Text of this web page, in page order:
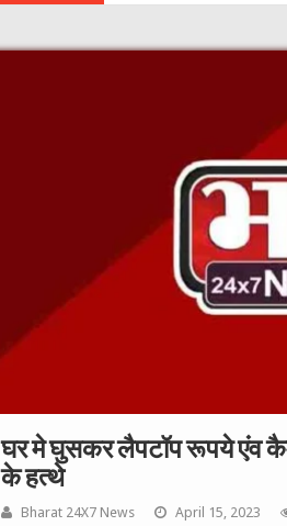
घर मे घुसकर लैपटॉप रूपये एंव
के हत्थे
Bharat 24X7 News April 15, 2023